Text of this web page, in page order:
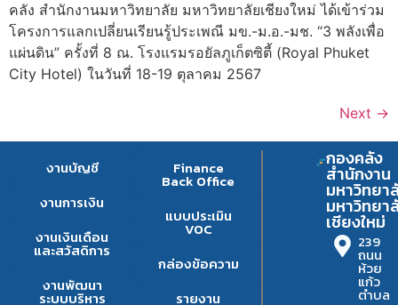
คลัง สำนักงานมหาวิทยาลัย มหาวิทยาลัยเชียงใหม่ ได้เข้าร่วม
โครงการแลกเปลี่ยนเรียนรู้ประเพณี มข.-ม.อ.-มช. “3 พลังเพื่อ
แผ่นดิน” ครั้งที่ 8 ณ. โรงแรมรอยัลภูเก็ตซิตี้ (Royal Phuket
City Hotel) ในวันที่ 18-19 ตุลาคม 2567
Next →
งานบัญชี
งานการเงิน
งานเงินเดือน
และสวัสดิการ
งานพัฒนา
ระบบบริหาร
Finance
Back Office
แบบประเมิน
VOC
กล่องข้อความ
รายงาน
กองคลัง
สำนักงาน
มหาวิทยา
มหาวิทยา
เชียงใหม่
239
ถนน
ห้วย
แก้ว
ตำบล